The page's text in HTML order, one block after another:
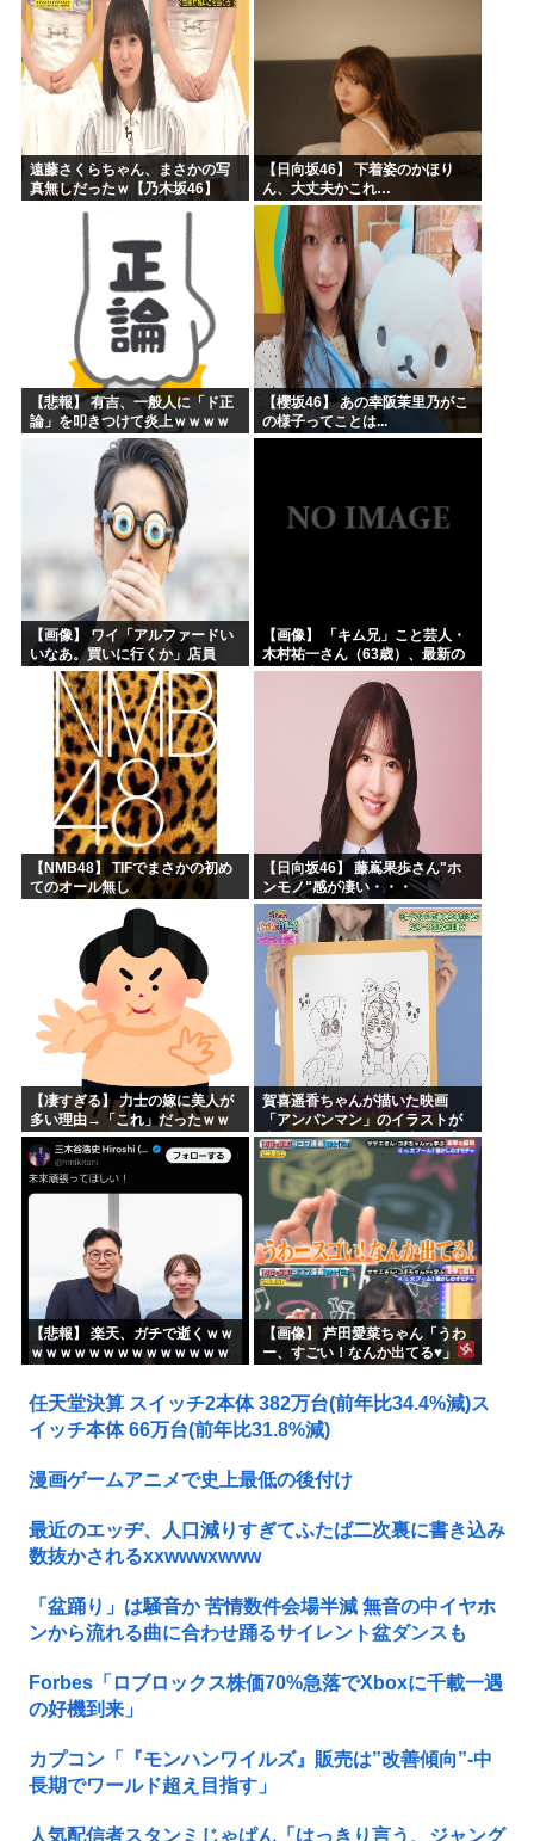
ィィー！！！！」私「あ…」
遠藤さくらちゃん、まさかの写
真無しだったｗ【乃木坂46】
【日向坂46】 下着姿のかほり
ん、大丈夫かこれ…
【悲報】 有吉、一般人に「ド正
論」を叩きつけて炎上ｗｗｗｗ
【櫻坂46】 あの幸阪茉里乃がこ
の様子ってことは...
【画像】 ワイ「アルファードい
いなあ。買いに行くか」店員
「ほいっ見積もりな！」ワイ
「金額おかしくね？」←お前ら
もそう思うよな？？？？？
【画像】 「キム兄」こと芸人・
木村祐一さん（63歳）、最新の
松本人志さんとのツーショット
が完全に別人だとネット騒然！
「マジで誰かわからん」...
【NMB48】 TIFでまさかの初め
てのオール無し
【日向坂46】 藤嶌果歩さん"ホ
ンモノ"感が凄い・・・
【凄すぎる】 力士の嫁に美人が
多い理由→「これ」だったｗｗ
ｗｗｗｗｗ
賀喜遥香ちゃんが描いた映画
「アンパンマン」のイラストが
上手すぎる！！！【乃木坂46】
【悲報】 楽天、ガチで逝くｗｗ
ｗｗｗｗｗｗｗｗｗｗｗｗｗｗ
【画像】 芦田愛菜ちゃん「うわ
ー、すごい！なんか出てる♥」
任天堂決算 スイッチ2本体 382万台(前年比34.4%減)ス
イッチ本体 66万台(前年比31.8%減)
漫画ゲームアニメで史上最低の後付け
最近のエッヂ、人口減りすぎてふたば二次裏に書き込み
数抜かされるxxwwwxwww
「盆踊り」は騒音か 苦情数件会場半減 無音の中イヤホ
ンから流れる曲に合わせ踊るサイレント盆ダンスも
Forbes「ロブロックス株価70%急落でXboxに千載一遇
の好機到来」
カプコン「『モンハンワイルズ』販売は”改善傾向”-中
長期でワールド超え目指す」
人気配信者スタンミじゃぱん「はっきり言う、ジャング